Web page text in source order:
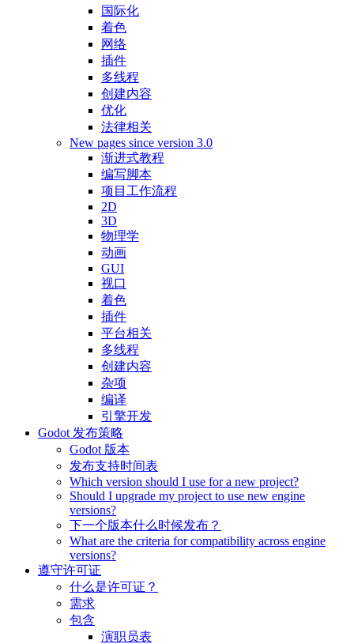
国际化
着色
网络
插件
多线程
创建内容
优化
法律相关
New pages since version 3.0
渐进式教程
编写脚本
项目工作流程
2D
3D
物理学
动画
GUI
视口
着色
插件
平台相关
多线程
创建内容
杂项
编译
引擎开发
Godot 发布策略
Godot 版本
发布支持时间表
Which version should I use for a new project?
Should I upgrade my project to use new engine
versions?
下一个版本什么时候发布？
What are the criteria for compatibility across engine
versions?
遵守许可证
什么是许可证？
需求
包含
演职员表